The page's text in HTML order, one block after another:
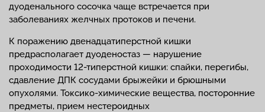
дуоденального сосочка чаще встречается при
заболеваниях желчных протоков и печени.
К поражению двенадцатиперстной кишки
предрасполагает дуоденостаз — нарушение
проходимости 12-типерстной кишки: спайки, перегибы,
сдавление ДПК сосудами брыжейки и брюшными
опухолями. Токсико-химические вещества, посторонние
предметы, прием нестероидных